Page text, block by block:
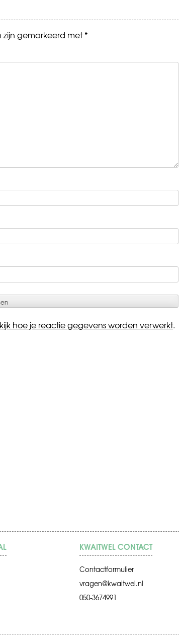
zijn gemarkeerd met*
hoe je reactie gegevens worden verwerkt.
KWAITWEL CONTACT
Contactformulier
vragen@kwaitwel.nl
050-3674991